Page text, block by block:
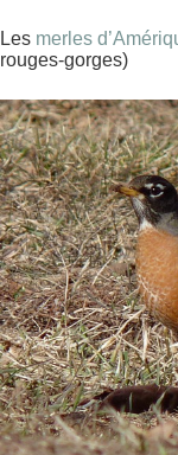
Les merles
rouges-gorges)